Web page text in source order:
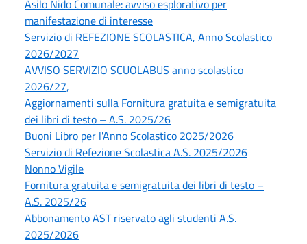
Asilo Nido Comunale: avviso esplorativo per
manifestazione di interesse
Servizio di REFEZIONE SCOLASTICA, Anno Scolastico
2026/2027
AVVISO SERVIZIO SCUOLABUS anno scolastico
2026/27,
Aggiornamenti sulla Fornitura gratuita e semigratuita
dei libri di testo – A.S. 2025/26
Buoni Libro per l'Anno Scolastico 2025/2026
Servizio di Refezione Scolastica A.S. 2025/2026
Nonno Vigile
Fornitura gratuita e semigratuita dei libri di testo –
A.S. 2025/26
Abbonamento AST riservato agli studenti A.S.
2025/2026